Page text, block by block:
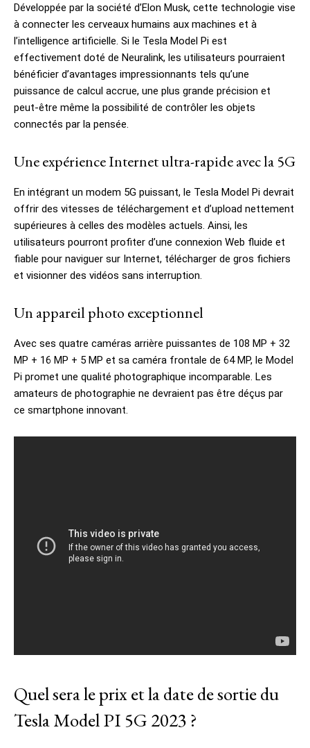
Développée par la société d’Elon Musk, cette technologie vise
à connecter les cerveaux humains aux machines et à
l’intelligence artificielle. Si le Tesla Model Pi est
effectivement doté de Neuralink, les utilisateurs pourraient
bénéficier d’avantages impressionnants tels qu’une
puissance de calcul accrue, une plus grande précision et
peut-être même la possibilité de contrôler les objets
connectés par la pensée.
Une expérience Internet ultra-rapide avec la 5G
En intégrant un modem 5G puissant, le Tesla Model Pi devrait
offrir des vitesses de téléchargement et d’upload nettement
supérieures à celles des modèles actuels. Ainsi, les
utilisateurs pourront profiter d’une connexion Web fluide et
fiable pour naviguer sur Internet, télécharger de gros fichiers
et visionner des vidéos sans interruption.
Un appareil photo exceptionnel
Avec ses quatre caméras arrière puissantes de 108 MP + 32
MP + 16 MP + 5 MP et sa caméra frontale de 64 MP, le Model
Pi promet une qualité photographique incomparable. Les
amateurs de photographie ne devraient pas être déçus par
ce smartphone innovant.
Quel sera le prix et la date de sortie du
Tesla Model PI 5G 2023 ?